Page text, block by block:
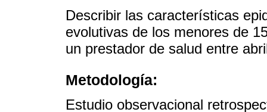
Describir las características
evolutivas de los menores de
un prestador de salud entre
Metodología:
Estudio observacional